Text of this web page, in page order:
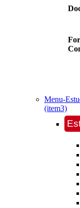
Menu-
(item3)